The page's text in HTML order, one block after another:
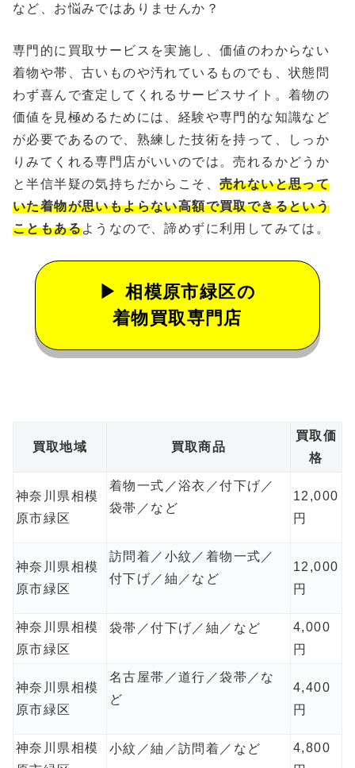
など、お悩みではありませんか？
専門的に買取サービスを実施し、価値のわからない
着物や帯、古いものや汚れているものでも、状態問
わず喜んで査定してくれるサービスサイト。着物の
価値を見極めるためには、経験や専門的な知識など
が必要であるので、熟練した技術を持って、しっか
りみてくれる専門店がいいのでは。売れるかどうか
と半信半疑の気持ちだからこそ、 売れないと思って
いた着物が思いもよらない高額で買取できるという
こともあるようなので、諦めずに利用してみては。
相模原市緑区の
着物買取専門店
買取地域 買取商品
買取価
格
神奈川県相模
原市緑区
着物一式／浴衣／付下げ／
袋帯／など
12,000
円
神奈川県相模
原市緑区
訪問着／小紋／着物一式／
付下げ／紬／など
12,000
円
神奈川県相模
原市緑区
袋帯／付下げ／紬／など
4,000
円
神奈川県相模
原市緑区
名古屋帯／道行／袋帯／な
ど
4,400
円
神奈川県相模
小紋／紬／訪問着／など
4,800